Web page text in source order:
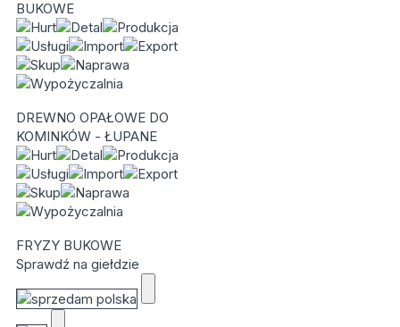
BUKOWE
DREWNO OPAŁOWE DO
KOMINKÓW - ŁUPANE
FRYZY BUKOWE
Sprawdź na giełdzie